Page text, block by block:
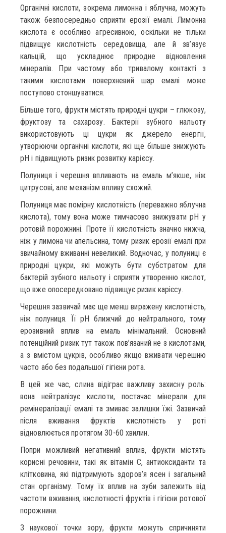
Органічні кислоти, зокрема лимонна і яблучна, можуть
також безпосередньо сприяти ерозії емалі. Лимонна
кислота є особливо агресивною, оскільки не тільки
підвищує кислотність середовища, але й зв’язує
кальцій, що ускладнює природне відновлення
мінералів. При частому або тривалому контакті з
такими кислотами поверхневий шар емалі може
поступово стоншуватися.
Більше того, фрукти містять природні цукри – глюкозу,
фруктозу та сахарозу. Бактерії зубного нальоту
використовують ці цукри як джерело енергії,
утворюючи органічні кислоти, які ще більше знижують
pH і підвищують ризик розвитку карієсу.
Полуниця і черешня впливають на емаль м’якше, ніж
цитрусові, але механізм впливу схожий.
Полуниця має помірну кислотність (переважно яблучна
кислота), тому вона може тимчасово знижувати pH у
ротовій порожнині. Проте її кислотність значно нижча,
ніж у лимона чи апельсина, тому ризик ерозії емалі при
звичайному вживанні невеликий. Водночас, у полуниці є
природні цукри, які можуть бути субстратом для
бактерій зубного нальоту і сприяти утворенню кислот,
що вже опосередковано підвищує ризик карієсу.
Черешня зазвичай має ще менш виражену кислотність,
ніж полуниця. Її pH ближчий до нейтрального, тому
ерозивний вплив на емаль мінімальний. Основний
потенційний ризик тут також пов’язаний не з кислотами,
а з вмістом цукрів, особливо якщо вживати черешню
часто або без подальшої гігієни рота.
В цей же час, слина відіграє важливу захисну роль:
вона нейтралізує кислоти, постачає мінерали для
ремінералізації емалі та змиває залишки їжі. Зазвичай
після вживання фруктів кислотність у роті
відновлюється протягом 30-60 хвилин.
Попри можливий негативний вплив, фрукти містять
корисні речовини, такі як вітамін С, антиоксиданти та
клітковина, які підтримують здоров’я ясен і загальний
стан організму. Тому їх вплив на зуби залежить від
частоти вживання, кислотності фруктів і гігієни ротової
порожнини.
З наукової точки зору, фрукти можуть спричиняти